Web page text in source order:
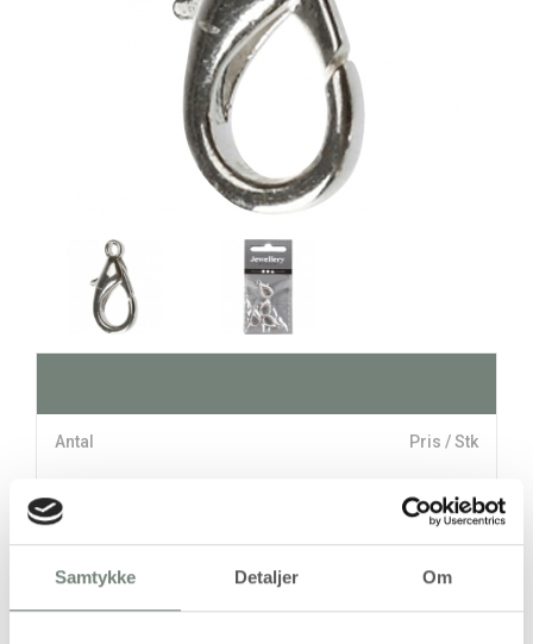
Samtykke Detaljer Om
Antal Pris / Stk
1 stk 37,94 kr.